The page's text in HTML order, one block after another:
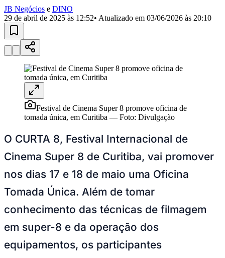
RegiãoCotiaCruz Preta
MilitarItapeviJandiraJardim AudirJardim BelvalJardim
Califórnia
Esperança
JulioJardim Líbano
MutingaJardim Paraíso
Jardim São PedroJardim São Silvestre Jardim Silveira
Jardim Tupanci MutingaNova AldeinhaOsascoParque dos
CamargosParque ImperialParque Santa Luzia
do Bom Jesus
ParnaíbaSilveira
do CondeVila Engenho Novo Vila MárciaVila Nossa Sra. da
EscadaVila PortoVotupoca
Anuncie no Portal
Guia de Empresas
Divulgar Vagas
Novo
Publicidade Legal
Negócios Regionais
Turismo
Segurança Regional
Hospitais Estaduais
Parques & Represas
Cidades da Região
Santana de Parnaíba OsascoCarapicuíbaJandiraItapevi
JB Negócios e DINO
29 de abril de 2025 às 12:52• Atualizado em 03/06/2026 às 20:10
Festival de Cinema Super 8 promove oficina de
tomada única, em Curitiba — Foto: Divulgação
O CURTA 8, Festival Internacional de
Cinema Super 8 de Curitiba, vai promover
nos dias 17 e 18 de maio uma Oficina
Tomada Única. Além de tomar
conhecimento das técnicas de filmagem
em super-8 e da operação dos
equipamentos, os participantes